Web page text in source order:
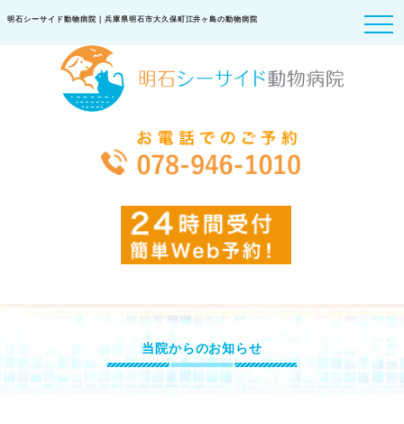
明石シーサイド動物病院｜兵庫県明石市大久保町江井ヶ島の動物病院
当院からのお知らせ